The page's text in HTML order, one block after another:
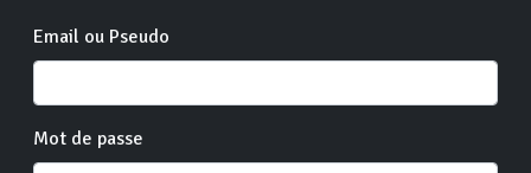
Email ou Pseudo
Mot de passe